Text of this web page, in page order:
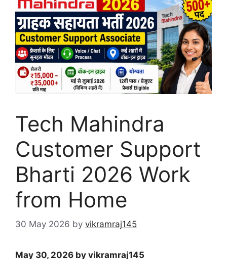
Tech Mahindra
Customer Support
Bharti 2026 Work
from Home
30 May 2026 by vikramraj145
May 30, 2026 by vikramraj145